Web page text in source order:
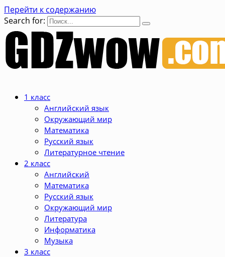
Перейти к содержанию
Search for:
1 класс
Английский язык
Окружающий мир
Математика
Русский язык
Литературное чтение
2 класс
Английский
Математика
Русский язык
Окружающий мир
Литература
Информатика
Музыка
3 класс